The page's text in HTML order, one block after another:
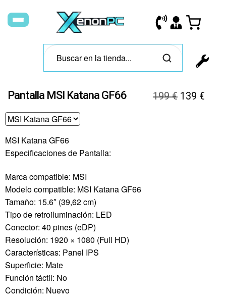
Pantalla MSI Katana GF66 199€ 139 €
MSI Katana GF66
Especificaciones de Pantalla:
Marca compatible: MSI
Modelo compatible: MSI Katana GF66
Tamaño: 15.6″ (39,62 cm)
Tipo de retroiluminación: LED
Conector: 40 pines (eDP)
Resolución: 1920 × 1080 (Full HD)
Características: Panel IPS
Superficie: Mate
Función táctil: No
Condición: Nuevo